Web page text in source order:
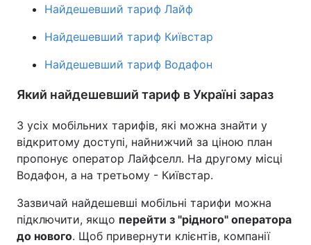
Найдешевший тариф Лайф
Найдешевший тариф Київстар
Найдешевший тариф Водафон
Який найдешевший тариф в Україні зараз
З усіх мобільних тарифів, які можна знайти у
відкритому доступі, найнижчий за ціною план
пропонує оператор Лайфселл. На другому місці
Водафон, а на третьому - Київстар.
Зазвичай найдешевші мобільні тарифи можна
підключити, якщо перейти з "рідного" оператора
до нового. Щоб привернути клієнтів, компанії